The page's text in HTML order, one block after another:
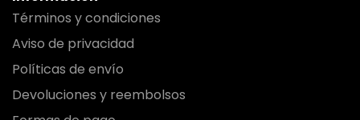
Términos y condiciones
Aviso de privacidad
Políticas de envío
Devoluciones y reembolsos